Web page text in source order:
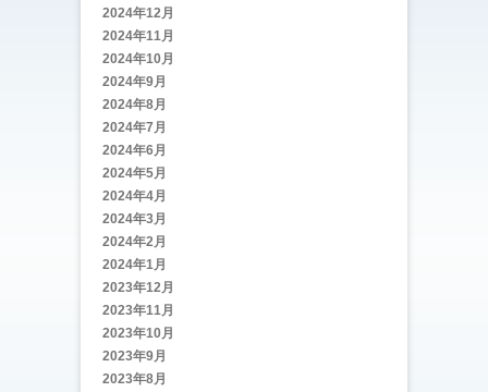
2024年12月
2024年11月
2024年10月
2024年9月
2024年8月
2024年7月
2024年6月
2024年5月
2024年4月
2024年3月
2024年2月
2024年1月
2023年12月
2023年11月
2023年10月
2023年9月
2023年8月